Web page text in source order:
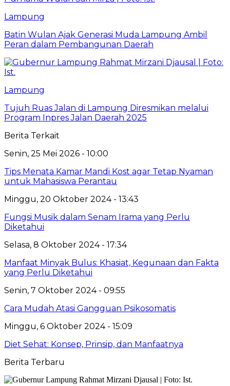
Lampung
Batin Wulan Ajak Generasi Muda Lampung Ambil
Peran dalam Pembangunan Daerah
Lampung
Tujuh Ruas Jalan di Lampung Diresmikan melalui
Program Inpres Jalan Daerah 2025
Berita Terkait
Senin, 25 Mei 2026 - 10:00
Tips Menata Kamar Mandi Kost agar Tetap Nyaman
untuk Mahasiswa Perantau
Minggu, 20 Oktober 2024 - 13:43
Fungsi Musik dalam Senam Irama yang Perlu
Diketahui
Selasa, 8 Oktober 2024 - 17:34
Manfaat Minyak Bulus: Khasiat, Kegunaan dan Fakta
yang Perlu Diketahui
Senin, 7 Oktober 2024 - 09:55
Cara Mudah Atasi Gangguan Psikosomatis
Minggu, 6 Oktober 2024 - 15:09
Diet Sehat: Konsep, Prinsip, dan Manfaatnya
Berita Terbaru